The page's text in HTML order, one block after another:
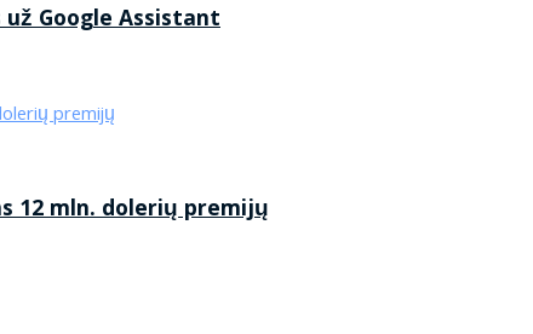
Google Assistant
12 mln. dolerių premijų